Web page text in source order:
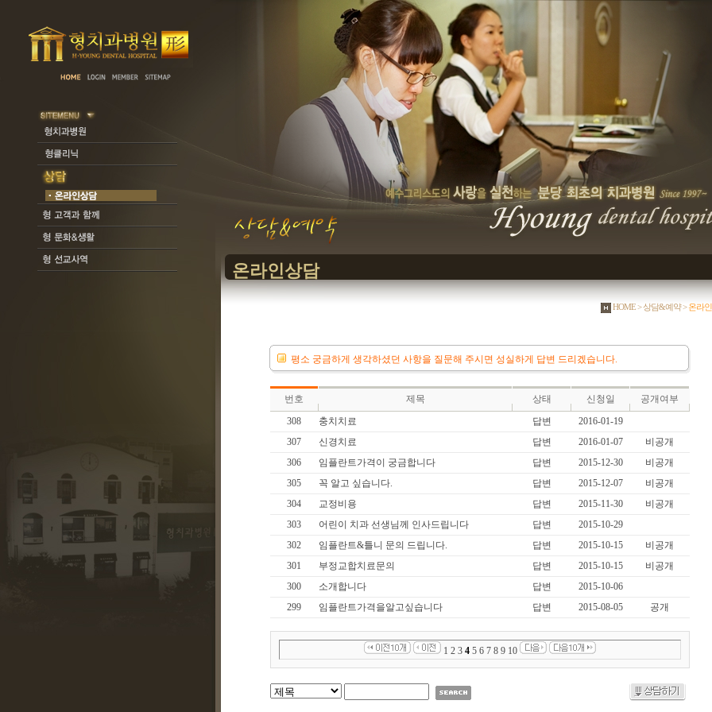
온라인상담
HOME > 상담&예약 >온라
평소 궁금하게 생각하셨던 사항을 질문해 주시면 성실하게 답변 드리겠습니다.
번호 제목 상태 신청일
공개여부
308
충치치료 답변
2016-01-19
307
신경치료 답변 2016-01-07
비공개
306
임플란트가격이 궁금합니다 답변 2015-12-30
비공개
305
꼭 알고 싶습니다. 답변 2015-12-07
비공개
304
교정비용 답변 2015-11-30
비공개
303
어린이 치과 선생님께 인사드립니다 답변
2015-10-29
302
임플란트&틀니 문의 드립니다. 답변 2015-10-15
비공개
301
부정교합치료문의 답변 2015-10-15
비공개
300
소개합니다 답변
2015-10-06
299
임플란트가격을알고싶습니다 답변 2015-08-05 공개
1 2 3 4 5 6 7 8 9 10